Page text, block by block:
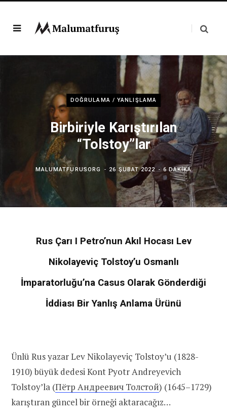
DOĞRULAMA / YANLIŞLAMA
Birbiriyle Karıştırılan
“Tolstoy”lar
MALUMATFURUSORG 26 ŞUBAT 2022 6 DAKIKA
Rus Çarı I Petro’nun Akıl Hocası Lev
Nikolayeviç Tolstoy’u Osmanlı
İmparatorluğu’na Casus Olarak Gönderdiği
İddiası Bir Yanlış Anlama Ürünü
Ünlü Rus yazar Lev Nikolayeviç Tolstoy’u (1828-
1910) büyük dedesi Kont Pyotr Andreyevich
Tolstoy’la (Пётр Андреевич Толстой) (1645–1729)
karıştıran güncel bir örneği aktaracağız…